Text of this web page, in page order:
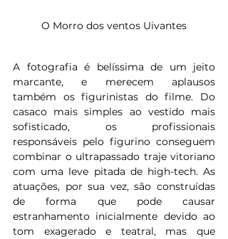
O Morro dos ventos Uivantes
A fotografia é belíssima de um jeito
marcante, e merecem aplausos
também os figurinistas do filme. Do
casaco mais simples ao vestido mais
sofisticado, os profissionais
responsáveis pelo figurino conseguem
combinar o ultrapassado traje vitoriano
com uma leve pitada de high-tech. As
atuações, por sua vez, são construídas
de forma que pode causar
estranhamento inicialmente devido ao
tom exagerado e teatral, mas que